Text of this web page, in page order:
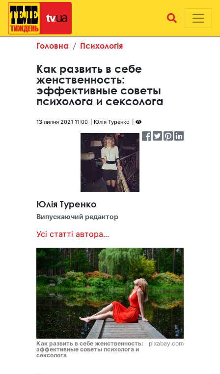
Головна Психологія
Как развить в себе
женственность:
эффективные советы
психолога и сексолога
13 липня 2021 11:00 Юлія Туренко
Юлія Туренко
Випускаючий редактор
Усі статті автора...
Как развить в себе женственность:
эффективные советы психолога и
сексолога
pixabay.com